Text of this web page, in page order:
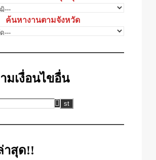
ค้นหางานตามจังหวัด
มเงื่อนไขอื่น
าสุด!!